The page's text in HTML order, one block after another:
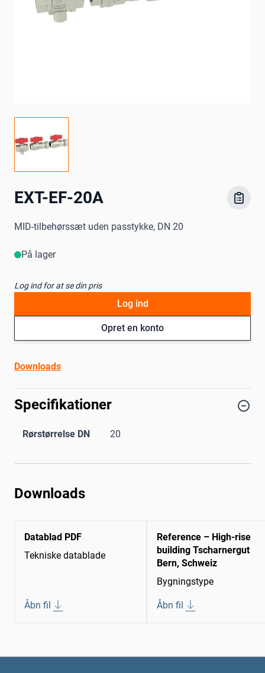
EXT-EF-20A
MID-tilbehørssæt uden passtykke, DN 20
På lager
Log ind for at se din pris
Opret en konto
Log ind
Downloads
Specifikationer
Rørstørrelse DN 20
Downloads
Datablad PDF
Tekniske datablade
Åbn fil
Reference – High-rise
building Tscharnergut
Bern, Schweiz
Bygningstype
Åbn fil